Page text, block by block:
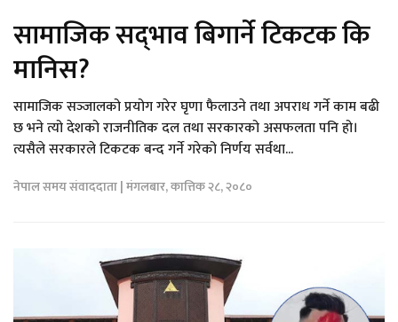
सामाजिक सद्‍भाव बिगार्ने टिकटक कि
मानिस?
सामाजिक सञ्‍जालको प्रयोग गरेर घृणा फैलाउने तथा अपराध गर्ने काम बढी
छ भने त्यो देशको राजनीतिक दल तथा सरकारको असफलता पनि हो।
त्यसैले सरकारले टिकटक बन्द गर्ने गरेको निर्णय सर्वथा...
नेपाल समय संवाददाता | मंगलबार, कात्तिक २८, २०८०